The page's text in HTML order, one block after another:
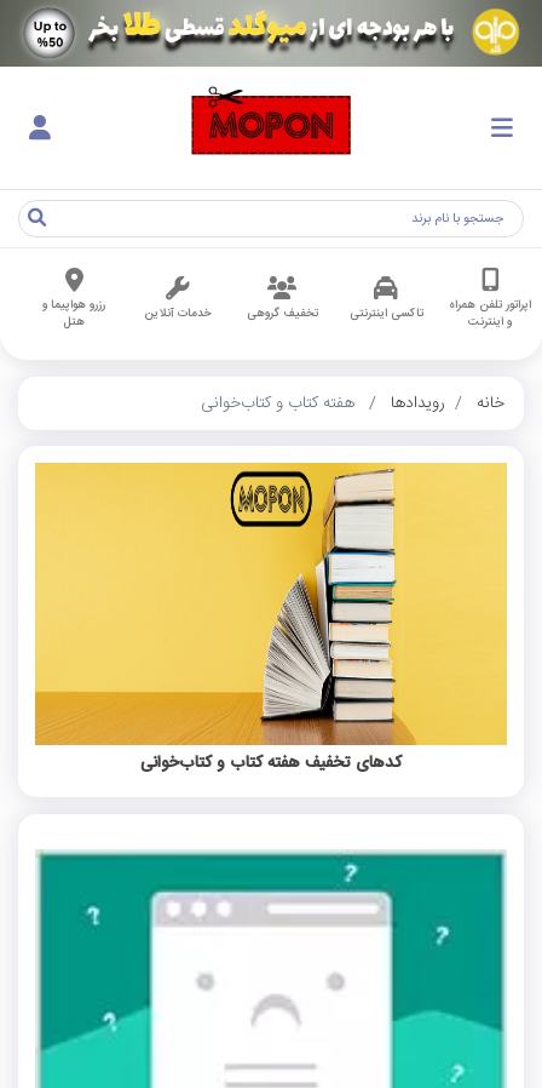
اپراتور تلفن همراه
و اینترنت
تاکسی اینترنتی تخفیف گروهی خدمات آنلاین
رزرو هواپیما و
هتل
خانه رویدادها هفته کتاب و کتاب‌خوانی
کدهای تخفیف هفته کتاب و کتاب‌خوانی